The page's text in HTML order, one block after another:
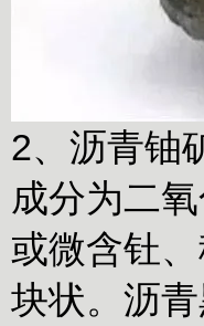
2、沥青铀
成分为二
或微含钍
块状。沥